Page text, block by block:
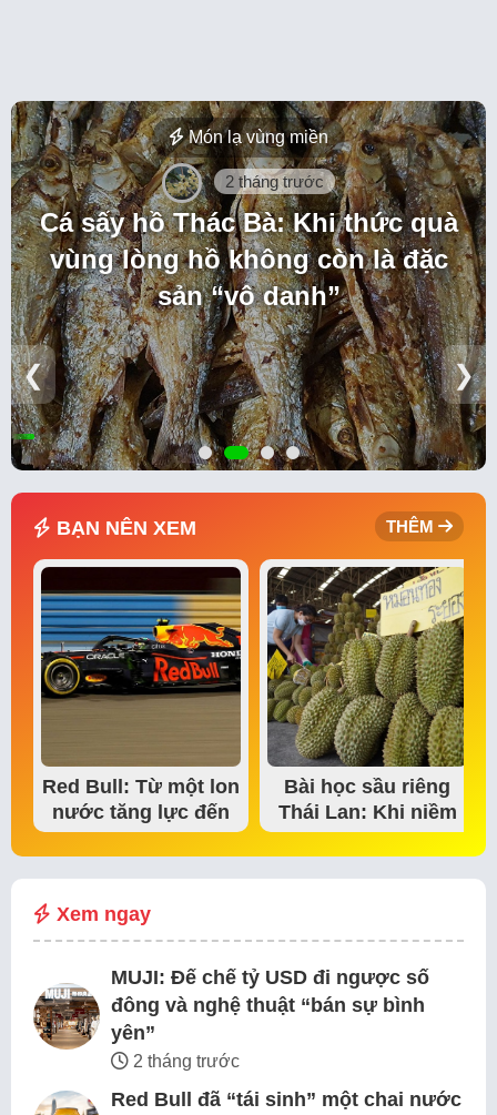
Món lạ vùng miền
2 tháng trước
Cá sấy hồ Thác Bà: Khi thức quà
vùng lòng hồ không còn là đặc
sản “vô danh”
❮ ❯
BẠN NÊN XEM THÊM
Red Bull: Từ một lon
nước tăng lực đến
đế chế thể…
Bài học sầu riêng
Thái Lan: Khi niềm
tin thị trường bắt…
Xem ngay
MUJI: Đế chế tỷ USD đi ngược số
đông và nghệ thuật “bán sự bình
yên”
2 tháng trước
Red Bull đã “tái sinh” một chai nước